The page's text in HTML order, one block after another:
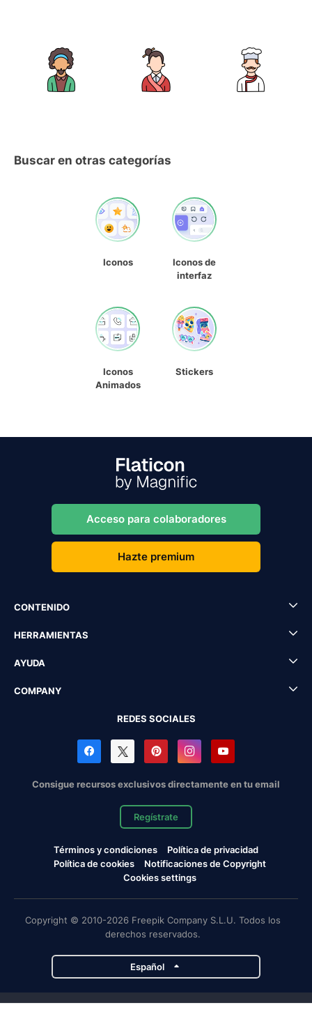
Buscar en otras categorías
Iconos
Iconos de
interfaz
Iconos
Animados
Stickers
Acceso para colaboradores
Hazte premium
CONTENIDO
HERRAMIENTAS
AYUDA
COMPANY
REDES SOCIALES
Consigue recursos exclusivos directamente en tu email
Regístrate
Términos y condiciones
Política de privacidad
Política de cookies
Notificaciones de Copyright
Cookies settings
Copyright © 2010-2026 Freepik Company S.L.U. Todos los
derechos reservados.
Español